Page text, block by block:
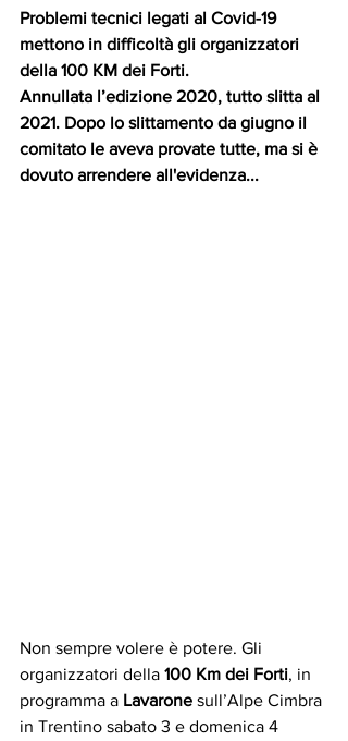
Problemi tecnici legati al Covid-19
mettono in difficoltà gli organizzatori
della 100 KM dei Forti.
Annullata l’edizione 2020, tutto slitta al
2021. Dopo lo slittamento da giugno il
comitato le aveva provate tutte, ma si è
dovuto arrendere all'evidenza...
Non sempre volere è potere. Gli
organizzatori della 100 Km dei Forti, in
programma a Lavarone sull’Alpe Cimbra
in Trentino sabato 3 e domenica 4